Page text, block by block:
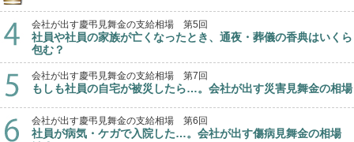
会社が出す慶弔見舞金の支給相場 第5回
社員や社員の家族が亡くなったとき、通夜・葬儀の香典はいくら
包む？
会社が出す慶弔見舞金の支給相場 第7回
もしも社員の自宅が被災したら…。会社が出す災害見舞金の相場
会社が出す慶弔見舞金の支給相場 第6回
社員が病気・ケガで入院した…。会社が出す傷病見舞金の相場